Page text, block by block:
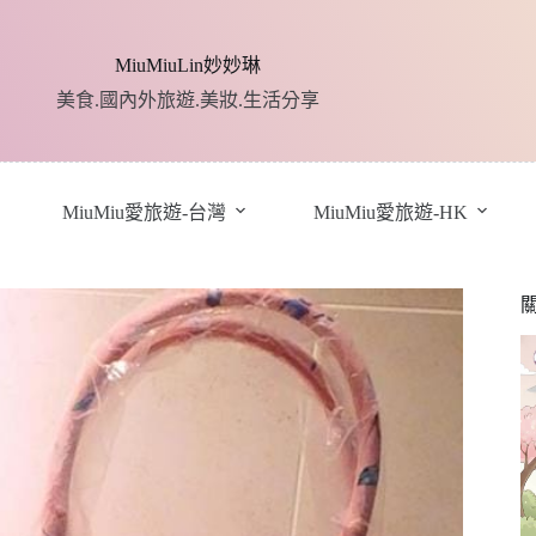
MiuMiuLin妙妙琳
美食.國內外旅遊.美妝.生活分享
MiuMiu愛旅遊-台灣 MiuMiu愛旅遊-HK